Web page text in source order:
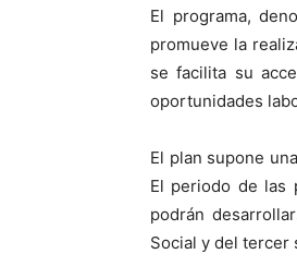
El programa,
promueve la
se facilita su
oportunidades
El plan supone
El periodo de las
podrán
Social y del tercer